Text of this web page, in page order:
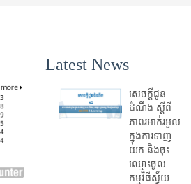
Latest News
សេចក្តីជូន
ដំណឹង ស្តី​ពី
ភាព​រអាក់រអួល​
ក្នុងការ​ទាញ​
យក និង​ចុះ​
ឈ្មោះ​ចូល​
កម្មវិធី​ស្វ័យ